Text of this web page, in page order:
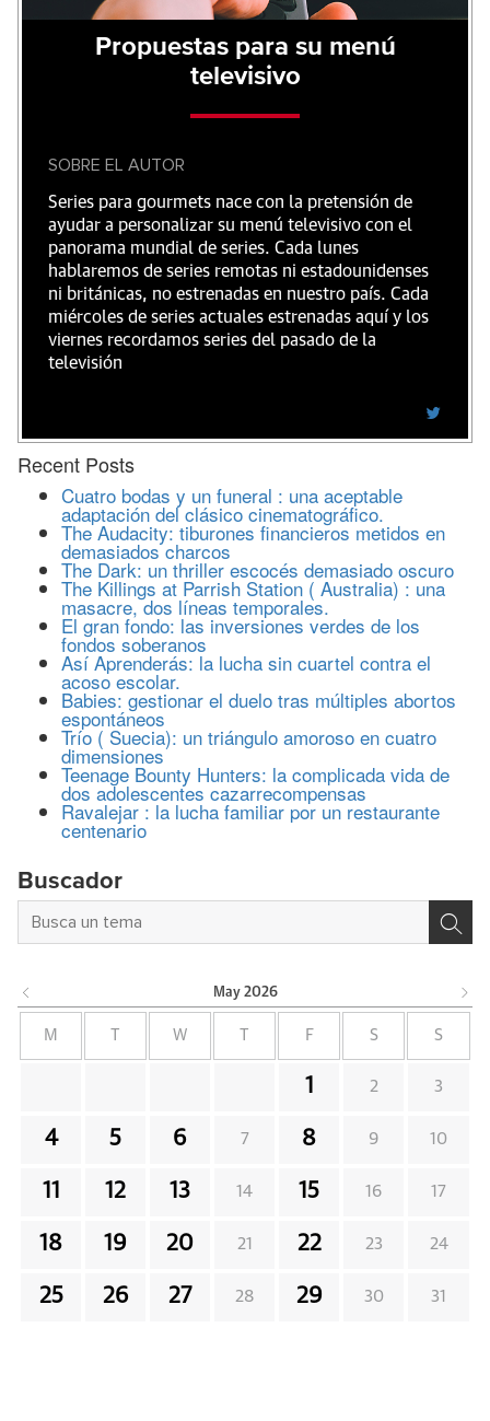
Propuestas para su menú
televisivo
SOBRE EL AUTOR
Series para gourmets nace con la pretensión de
ayudar a personalizar su menú televisivo con el
panorama mundial de series. Cada lunes
hablaremos de series remotas ni estadounidenses
ni británicas, no estrenadas en nuestro país. Cada
miércoles de series actuales estrenadas aquí y los
viernes recordamos series del pasado de la
televisión
Recent Posts
Cuatro bodas y un funeral : una aceptable
adaptación del clásico cinematográfico.
The Audacity: tiburones financieros metidos en
demasiados charcos
The Dark: un thriller escocés demasiado oscuro
The Killings at Parrish Station ( Australia) : una
masacre, dos líneas temporales.
El gran fondo: las inversiones verdes de los
fondos soberanos
Así Aprenderás: la lucha sin cuartel contra el
acoso escolar.
Babies: gestionar el duelo tras múltiples abortos
espontáneos
Trío ( Suecia): un triángulo amoroso en cuatro
dimensiones
Teenage Bounty Hunters: la complicada vida de
dos adolescentes cazarrecompensas
Ravalejar : la lucha familiar por un restaurante
centenario
Buscador
May 2026
M W F S S
1 2 3
4 5 6 7 8 9 10
11 12 13 14 15 16 17
18 19 20 21 22 23 24
25 26 27 28 29 30 31